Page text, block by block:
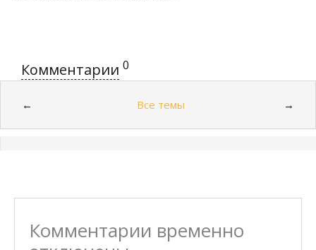
Комментарии 0
← Все темы →
Комментарии временно